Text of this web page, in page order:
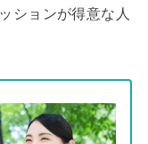
ションが得意な人